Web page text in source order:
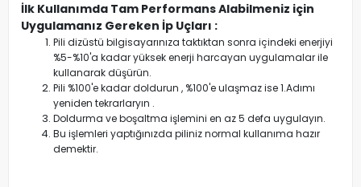
İlk Kullanımda Tam Performans Alabilmeniz için
Uygulamanız Gereken İp Uçları :
Pili dizüstü bilgisayarınıza taktıktan sonra içindeki enerjiyi
%5-%10'a kadar yüksek enerji harcayan uygulamalar ile
kullanarak düşürün.
Pili %100'e kadar doldurun , %100'e ulaşmaz ise 1.Adımı
yeniden tekrarlaryın .
Doldurma ve boşaltma işlemini en az 5 defa uygulayın.
Bu işlemleri yaptığınızda piliniz normal kullanıma hazır
demektir.